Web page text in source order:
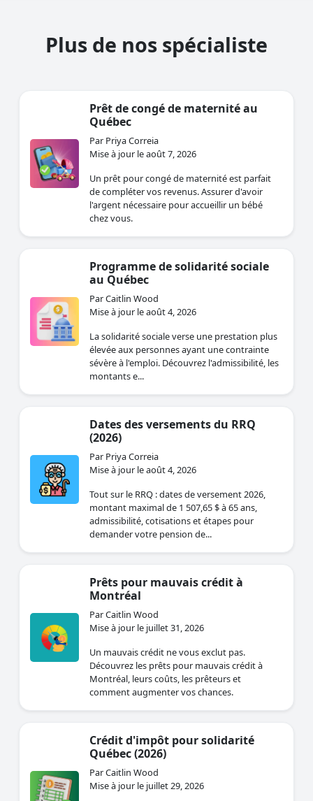
Plus de nos spécialiste
Prêt de congé de maternité au
Québec
Par Priya Correia
Mise à jour le août 7, 2026
Un prêt pour congé de maternité est parfait
de compléter vos revenus. Assurer d'avoir
l'argent nécessaire pour accueillir un bébé
chez vous.
Programme de solidarité sociale
au Québec
Par Caitlin Wood
Mise à jour le août 4, 2026
La solidarité sociale verse une prestation plus
élevée aux personnes ayant une contrainte
sévère à l'emploi. Découvrez l'admissibilité, les
montants e...
Dates des versements du RRQ
(2026)
Par Priya Correia
Mise à jour le août 4, 2026
Tout sur le RRQ : dates de versement 2026,
montant maximal de 1 507,65 $ à 65 ans,
admissibilité, cotisations et étapes pour
demander votre pension de...
Prêts pour mauvais crédit à
Montréal
Par Caitlin Wood
Mise à jour le juillet 31, 2026
Un mauvais crédit ne vous exclut pas.
Découvrez les prêts pour mauvais crédit à
Montréal, leurs coûts, les prêteurs et
comment augmenter vos chances.
Crédit d'impôt pour solidarité
Québec (2026)
Par Caitlin Wood
Mise à jour le juillet 29, 2026